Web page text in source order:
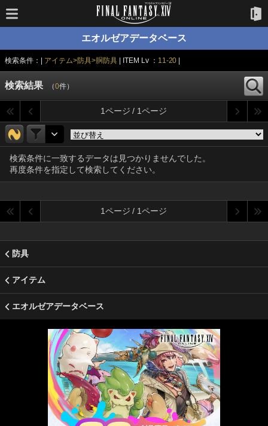
エオルゼアデータベース
検索条件：| アイテム>防具>胴防具 | ITEM Lv ： 11-20
検索結果 （0件）
1ページ / 1ページ
検索条件に一致するデータは見つかりませんでした。
再度条件を指定して検索してください。
1ページ / 1ページ
防具
アイテム
エオルゼアデータベース